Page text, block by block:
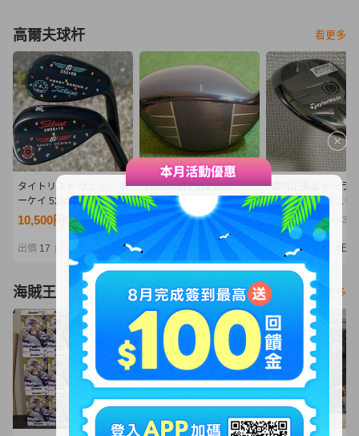
高爾夫球杆 看更多
タイトリスト ウェッジ ボ
ーケイ 52&58 vokey
oilcan wedge
10,500円 NT2,272
出價 17 剩餘
Titleist GT2 1W 10.0
／ タイトリスト
GT2 ドライバー
10,500円NT2,272
出價17 剩餘 5日
国内正規品 テーラ
ド Qi35 レスキュー
19度 S ユーティリ
品未使用品 スチー
ッドカバー無し
20,500円NT4,436
出價17 4日
海賊王 看更多